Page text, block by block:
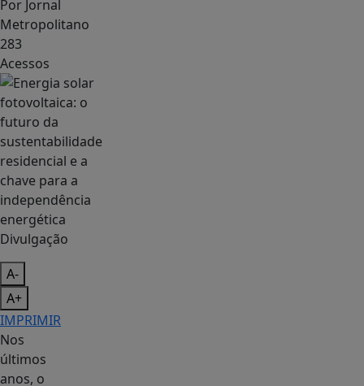
Por Jornal
Metropolitano
283
Acessos
Divulgação
A-
A+
IMPRIMIR
Nos
últimos
anos, o